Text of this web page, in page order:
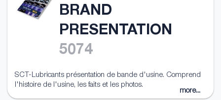
BRAND
PRESENTATION
5074
SCT-Lubricants présentation de bande d'usine. Comprend
l'histoire de l'usine, les faits et les photos.
more...